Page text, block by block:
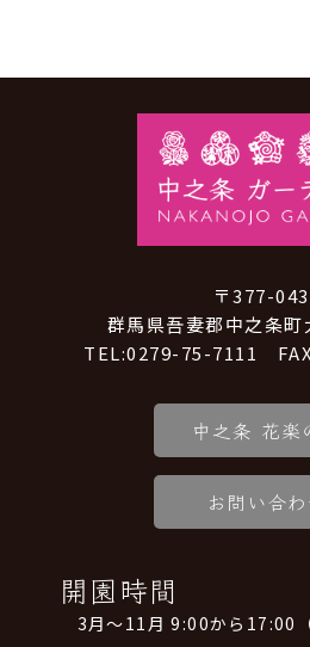
〒377-
群馬県吾妻郡中之条町
TEL:0279-75-7111
中之条 花楽
お問い合
開園時間
3月～11月 9:00から17:00